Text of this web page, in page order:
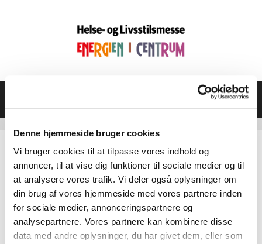
Denne hjemmeside bruger cookies
Vi bruger cookies til at tilpasse vores indhold og
annoncer, til at vise dig funktioner til sociale medier og til
at analysere vores trafik. Vi deler også oplysninger om
din brug af vores hjemmeside med vores partnere inden
for sociale medier, annonceringspartnere og
analysepartnere. Vores partnere kan kombinere disse
data med andre oplysninger, du har givet dem, eller som
Kataloget for Horsens helsemesse
2024
Kataloget for Horsens helsemesse 2024 kan
hentes med linket:her